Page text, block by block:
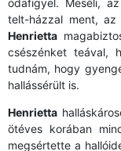
odafigyel. Meséli,
telt-házzal ment,
Henrietta
csészénket teával,
tudnám, hogy
hallássérült is.
Henrietta
ötéves korában
megsértette a